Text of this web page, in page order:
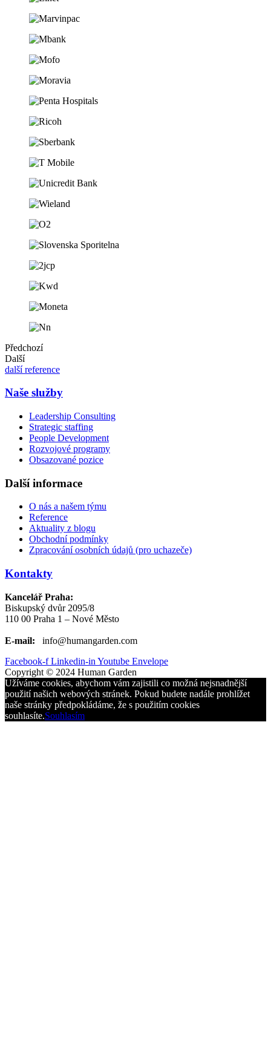
Předchozí
Další
další reference
Naše služby
Leadership Consulting
Strategic staffing
People Development
Rozvojové programy
Obsazované pozice
Další informace
O nás a našem týmu
Reference
Aktuality z blogu
Obchodní podmínky
Zpracování osobních údajů (pro uchazeče)
Kontakty
Kancelář Praha:
Biskupský dvůr 2095/8
110 00 Praha 1 – Nové Město
E-mail: info@humangarden.com
Facebook-f Linkedin-in Youtube Envelope
Copyright © 2024 Human Garden
Užíváme cookies, abychom vám zajistili co možná nejsnadnější
použití našich webových stránek. Pokud budete nadále prohlížet
naše stránky předpokládáme, že s použitím cookies
souhlasíte.Souhlasím